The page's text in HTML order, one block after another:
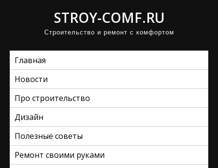
STROY-COMF.RU
Строительство и ремонт с комфортом
Главная
Новости
Про строительство
Дизайн
Полезные советы
Ремонт своими руками